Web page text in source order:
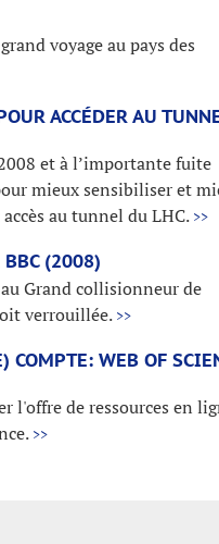
voyage au pays des
ACCÉDER AU
et à l’importante fuite
mieux sensibiliser et
au tunnel du LHC. >>
BBC (2008)
Grand collisionneur de
verrouillée. >>
COMPTE: WEB OF
l'offre de ressources en
>>